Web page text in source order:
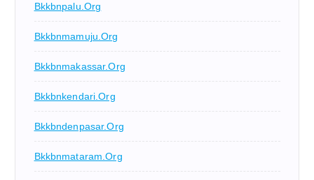
Bkkbnpalu.org
Bkkbnmamuju.org
Bkkbnmakassar.org
Bkkbnkendari.org
Bkkbndenpasar.org
Bkkbnmataram.org